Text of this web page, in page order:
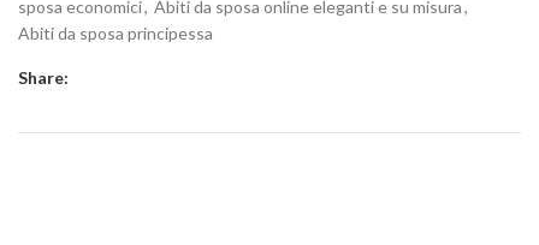
sposa economici, Abiti da sposa online eleganti e su misura,
Abiti da sposa principessa
Share: